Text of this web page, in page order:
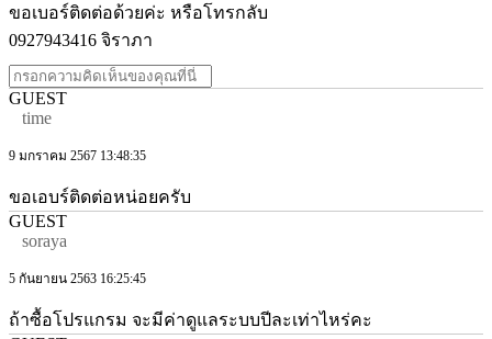
ขอเบอร์ติดต่อด้วยค่ะ หรือโทรกลับ
0927943416 จิราภา
GUEST
time
9 มกราคม 2567 13:48:35
ขอเอบร์ติดต่อหน่อยครับ
GUEST
soraya
5 กันยายน 2563 16:25:45
ถ้าซื้อโปรแกรม จะมีค่าดูแลระบบปีละเท่าไหร่คะ